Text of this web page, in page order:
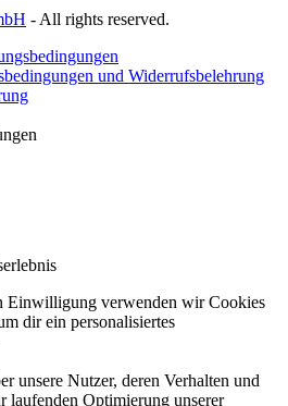
- All rights reserved.
und Widerrufsbelehrung
Einwilligung verwenden wir Cookies
dir ein personalisiertes
unsere Nutzer, deren Verhalten und
laufenden Optimierung unserer